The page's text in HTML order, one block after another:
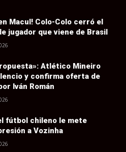
Macul! Colo-Colo cerró el
jugador que viene de Brasil
Atlético Mineiro
y confirma oferta de
Iván Román
fútbol chileno le mete
a Vozinha